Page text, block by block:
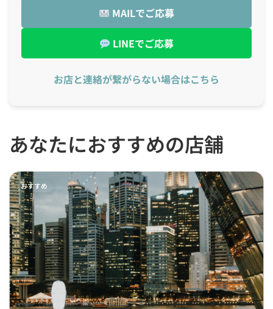
MAILでご応募
LINEでご応募
お店と連絡が繋がらない場合はこちら
あなたにおすすめの店舗
おすすめ